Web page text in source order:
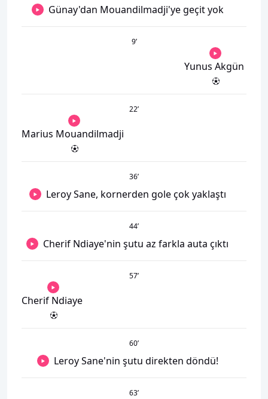
Günay'dan Mouandilmadji'ye geçit yok
9’
Yunus Akgün
22’
Marius Mouandilmadji
36’
Leroy Sane, kornerden gole çok yaklaştı
44’
Cherif Ndiaye'nin şutu az farkla auta çıktı
57’
Cherif Ndiaye
60’
Leroy Sane'nin şutu direkten döndü!
63’